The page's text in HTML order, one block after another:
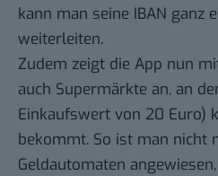
kann man seine IBAN ganz
weiterleiten.
Zudem zeigt die App nun
auch Supermärkte an, an
Einkaufswert von 20 Euro)
bekommt. So ist man nicht
Geldautomaten